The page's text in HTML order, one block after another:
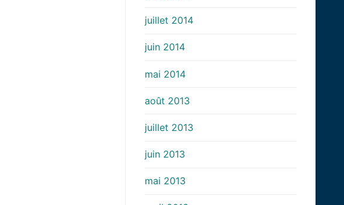
juillet 2014
juin 2014
mai 2014
août 2013
juillet 2013
juin 2013
mai 2013